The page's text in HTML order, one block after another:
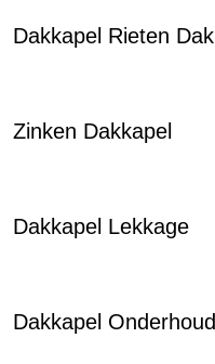
Dakkapel Rieten Dak
Zinken Dakkapel
Dakkapel Lekkage
Dakkapel Onderhoud